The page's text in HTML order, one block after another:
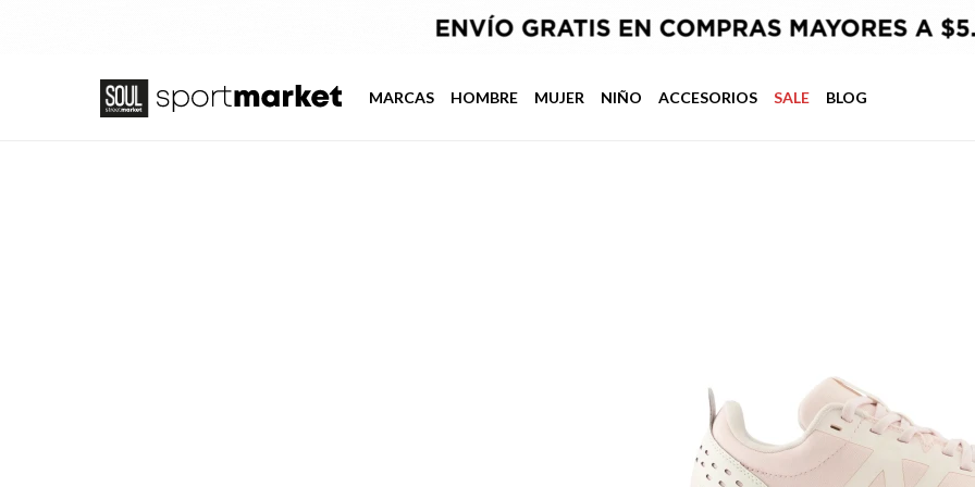
MARCAS HOMBRE MUJER NIÑO ACCESORIOS SALE BLOG